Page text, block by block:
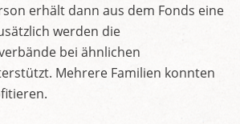
erhält dann aus dem Fonds eine
werden die
bei ähnlichen
Mehrere Familien konnten